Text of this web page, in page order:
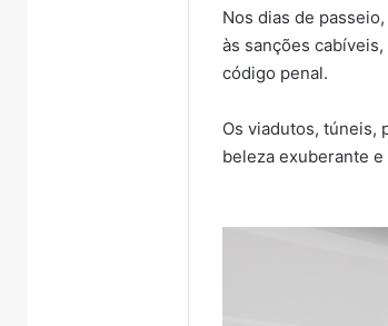
Nos dias de
às sanções
código penal.
Os viadutos, túneis,
beleza exuberante